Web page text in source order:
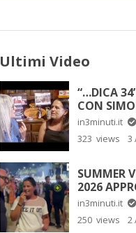
Ultimi Video
“…DICA
CON
CARISI “FRA LE MIE
LACRIME,
DONO:
in3minuti.it
323 views
3
SUMMER
2026
SAN LEONE.
in3minuti.it
250 views
2